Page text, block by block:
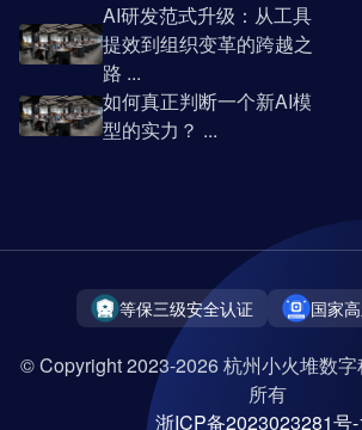
AI研发范式升级：从工具
提效到组织变革的跨越之
路 ...
如何真正判断一个新AI模
型的实力？ ...
等保三级安全认证 国家
© Copyright 2023-2026 杭州小火堆数
所有
浙ICP备2023023281号